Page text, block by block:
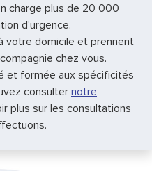
charge plus de 20 000
d’urgence.
votre domicile et prennent
chez vous.
et formée aux spécificités
consulternotre
plus sur les consultations